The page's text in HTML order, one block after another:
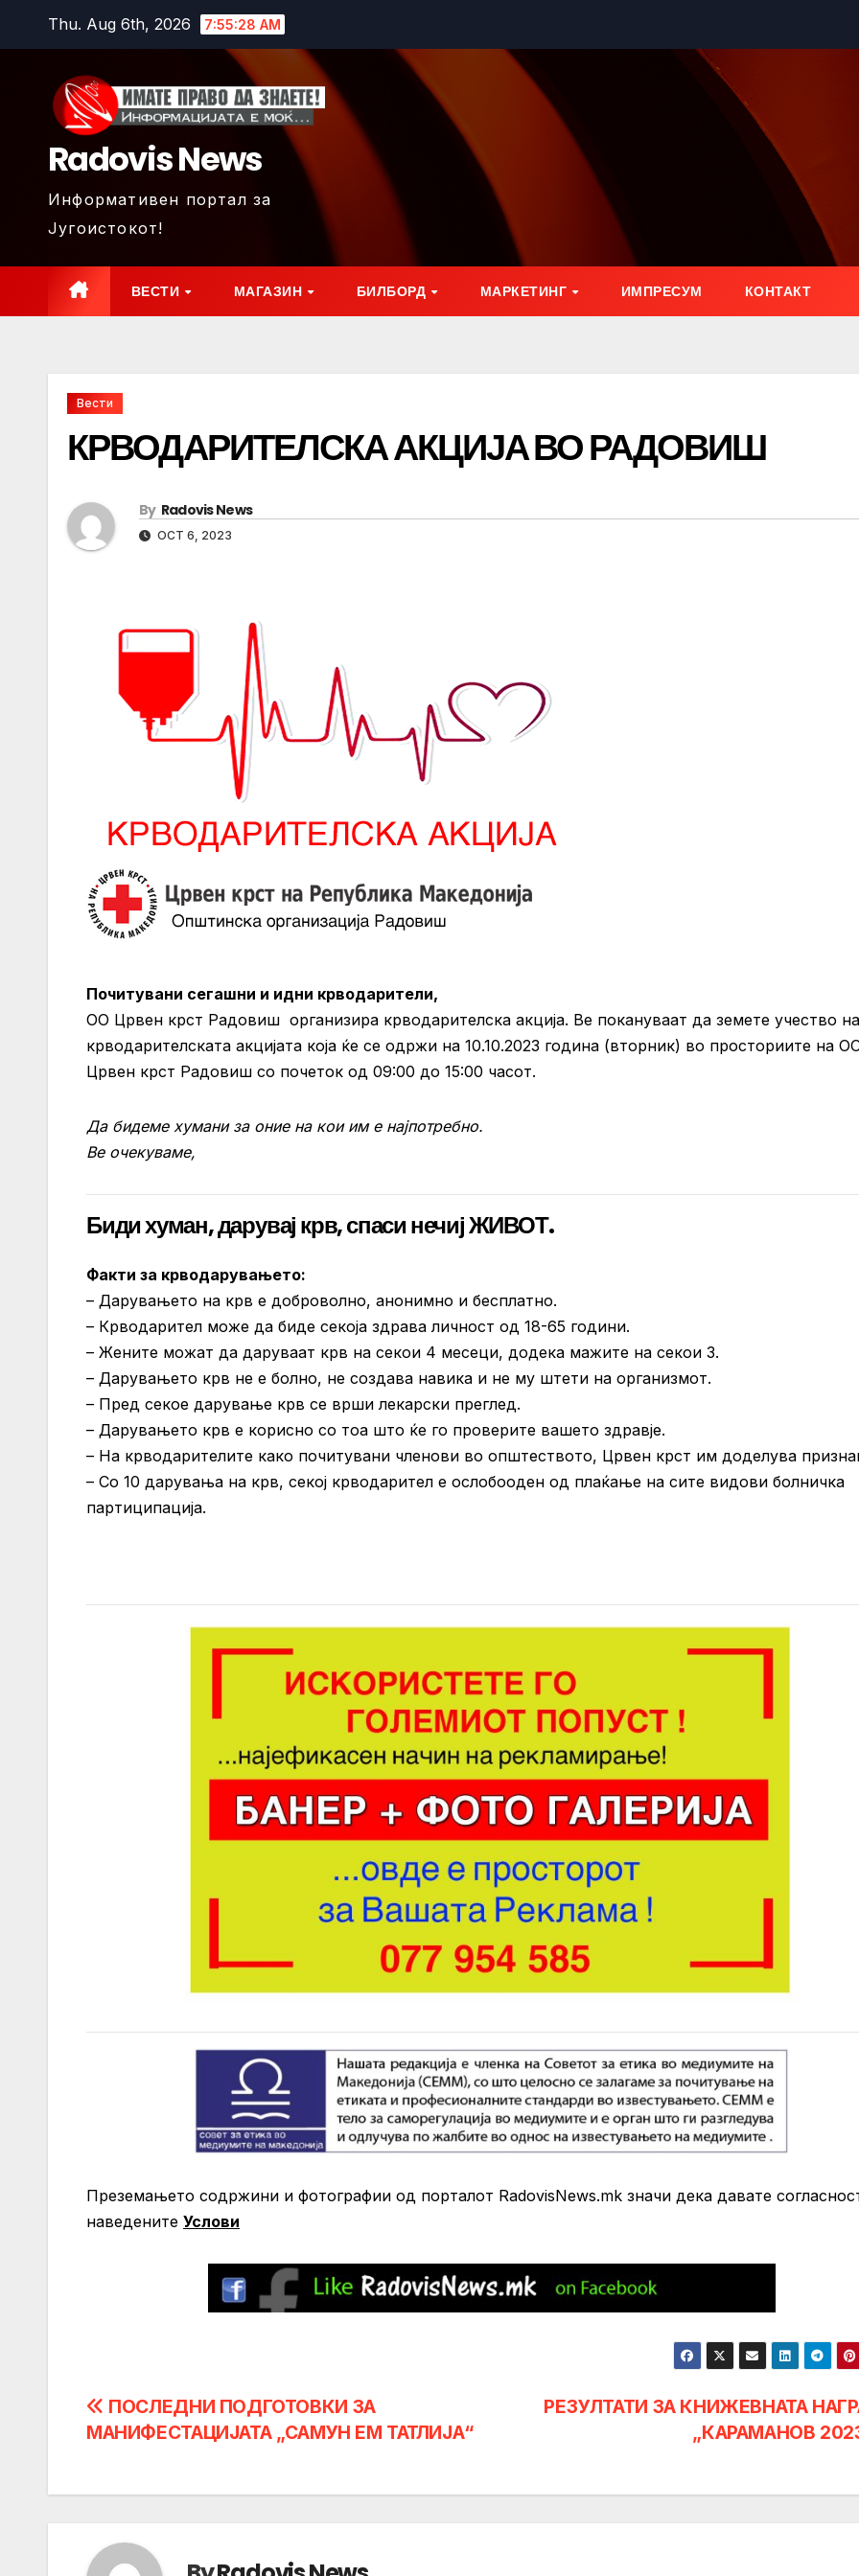
Thu. Aug 6th, 2026 7:55:29 AM
Radovis News
Информативен портал за
Југоистокот!
ВЕСТИ МАГАЗИН БИЛБОРД МАРКЕТИНГ ИМПРЕСУМ КОНТАКТ
Вести
КРВОДАРИТЕЛСКА АКЦИЈА ВО РАДОВИШ
By Radovis News
OCT 6, 2023
Почитувани сегашни и идни крводарители,
ОО Црвен крст Радовиш организира крводарителска акција. Ве покануваат да земете учество на
крводарителската акцијата која ќе се одржи на 10.10.2023 година (вторник) во просториите на
Црвен крст Радовиш со почеток од 09:00 до 15:00 часот.
Да бидеме хумани за оние на кои им е најпотребно.
Ве очекуваме,
Биди хуман, дарувај крв, спаси нечиј ЖИВОТ.
Факти за крводарувањето:
– Дарувањето на крв е доброволно, анонимно и бесплатно.
– Крводарител може да биде секоја здрава личност од 18-65 години.
– Жените можат да даруваат крв на секои 4 месеци, додека мажите на секои 3.
– Дарувањето крв не е болно, не создава навика и не му штети на организмот.
– Пред секое дарување крв се врши лекарски преглед.
– Дарувањето крв е корисно со тоа што ќе го проверите вашето здравје.
– На крводарителите како почитувани членови во општеството, Црвен крст им доделува
– Со 10 дарувања на крв, секој крводарител е ослобооден од плаќање на сите видови болничка
партиципација.
Преземањето содржини и фотографии од порталот RadovisNews.mk значи дека давате
нaведените Услови
Post
navigation
РЕЗУЛТАТИ ЗА КНИЖЕВНАТА
„КАРАМАНОВ
ПОСЛЕДНИ ПОДГОТОВКИ ЗА
МАНИФЕСТАЦИЈАТА „САМУН ЕМ ТАТЛИЈА“